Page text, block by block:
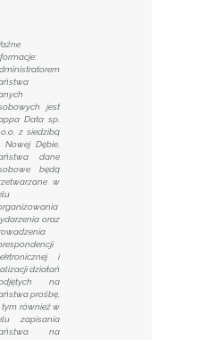
jest
Data sp.
z siedzibą
Nowej Dębie.
dane
będą
w
oraz
i
działań
na
prośbę,
tym również w
zapisania
na